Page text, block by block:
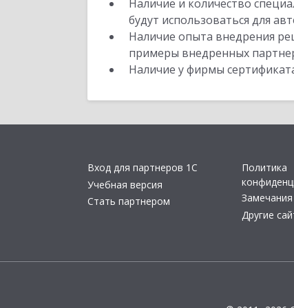
Наличие и количество
будут использоваться для
Наличие опыта внедрения
примеры внедренных
Наличие у фирмы
Вход для партнеров 1С
Учебная версия
Стать партнером
Политика
Другие